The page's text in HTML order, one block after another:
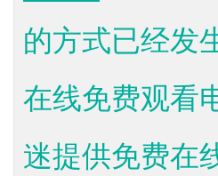
的方式已经发
在线免费观看
迷提供免费在